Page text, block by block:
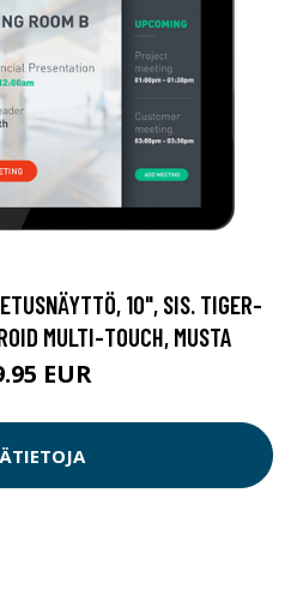
10", SIS. TIGER-
MULTI-TOUCH, MUSTA
EUR